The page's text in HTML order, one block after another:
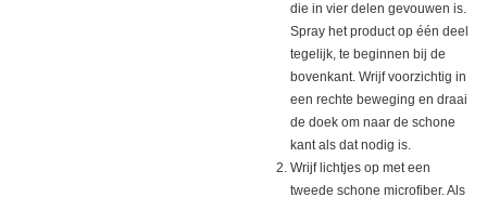
die in vier delen gevouwen is.
Spray het product op één deel
tegelijk, te beginnen bij de
bovenkant. Wrijf voorzichtig in
een rechte beweging en draai
de doek om naar de schone
kant als dat nodig is.
Wrijf lichtjes op met een
tweede schone microfiber. Als